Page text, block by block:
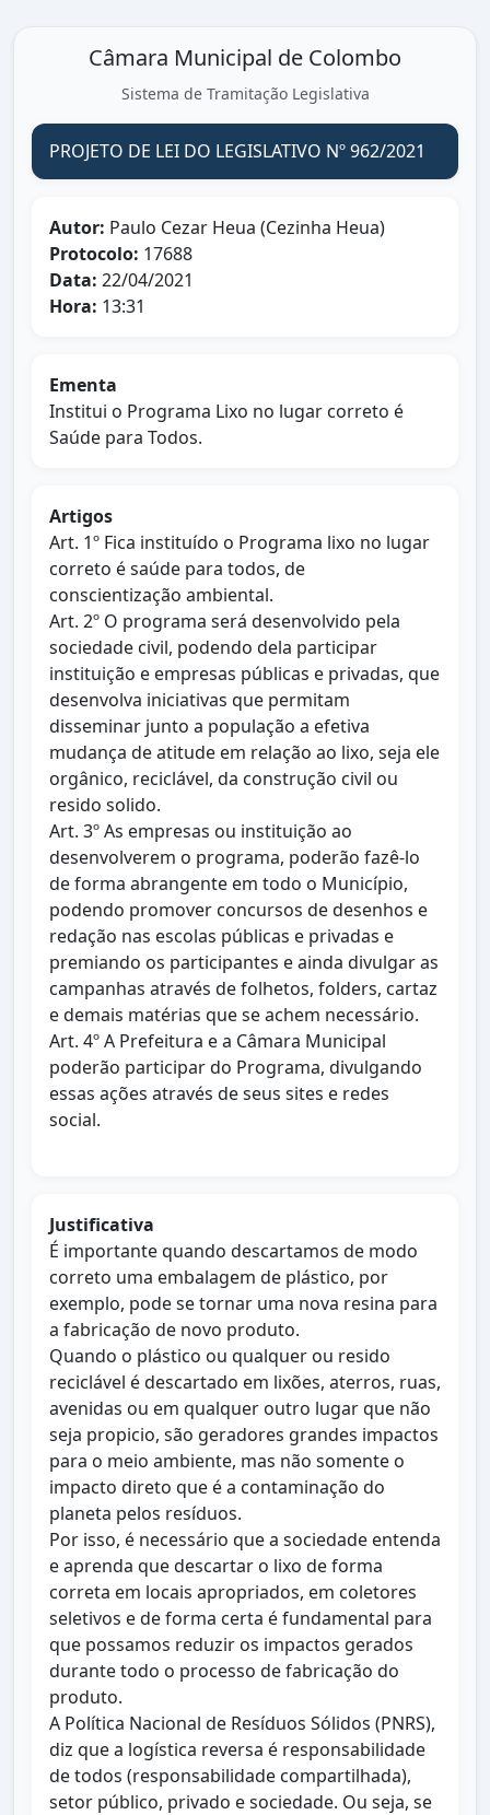
Câmara Municipal de Colombo
Sistema de Tramitação Legislativa
PROJETO DE LEI DO LEGISLATIVO Nº 962/2021
Autor: Paulo Cezar Heua (Cezinha Heua)
Protocolo: 17688
Data: 22/04/2021
Hora: 13:31
Ementa
Institui o Programa Lixo no lugar correto é
Saúde para Todos.
Artigos
Art. 1º Fica instituído o Programa lixo no lugar
correto é saúde para todos, de
conscientização ambiental.
Art. 2º O programa será desenvolvido pela
sociedade civil, podendo dela participar
instituição e empresas públicas e privadas, que
desenvolva iniciativas que permitam
disseminar junto a população a efetiva
mudança de atitude em relação ao lixo, seja ele
orgânico, reciclável, da construção civil ou
resido solido.
Art. 3º As empresas ou instituição ao
desenvolverem o programa, poderão fazê-lo
de forma abrangente em todo o Município,
podendo promover concursos de desenhos e
redação nas escolas públicas e privadas e
premiando os participantes e ainda divulgar as
campanhas através de folhetos, folders, cartaz
e demais matérias que se achem necessário.
Art. 4º A Prefeitura e a Câmara Municipal
poderão participar do Programa, divulgando
essas ações através de seus sites e redes
social.
Justificativa
É importante quando descartamos de modo
correto uma embalagem de plástico, por
exemplo, pode se tornar uma nova resina para
a fabricação de novo produto.
Quando o plástico ou qualquer ou resido
reciclável é descartado em lixões, aterros, ruas,
avenidas ou em qualquer outro lugar que não
seja propicio, são geradores grandes impactos
para o meio ambiente, mas não somente o
impacto direto que é a contaminação do
planeta pelos resíduos.
Por isso, é necessário que a sociedade entenda
e aprenda que descartar o lixo de forma
correta em locais apropriados, em coletores
seletivos e de forma certa é fundamental para
que possamos reduzir os impactos gerados
durante todo o processo de fabricação do
produto.
A Política Nacional de Resíduos Sólidos (PNRS),
diz que a logística reversa é responsabilidade
de todos (responsabilidade compartilhada),
setor público, privado e sociedade. Ou seja, se